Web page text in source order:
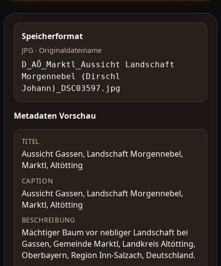
Speicherformat
JPG · Originaldateiname
D_AÖ_Marktl_Aussicht Landschaft
Morgennebel (Dirschl
Johann)_DSC03597.jpg
Metadaten Vorschau
TITEL
Aussicht Gassen, Landschaft Morgennebel,
Marktl, Altötting
CAPTION
Aussicht Gassen, Landschaft Morgennebel,
Marktl, Altötting
BESCHREIBUNG
Mächtiger Baum vor nebliger Landschaft bei
Gassen, Gemeinde Marktl, Landkreis Altötting,
Oberbayern, Region Inn-Salzach, Deutschland.